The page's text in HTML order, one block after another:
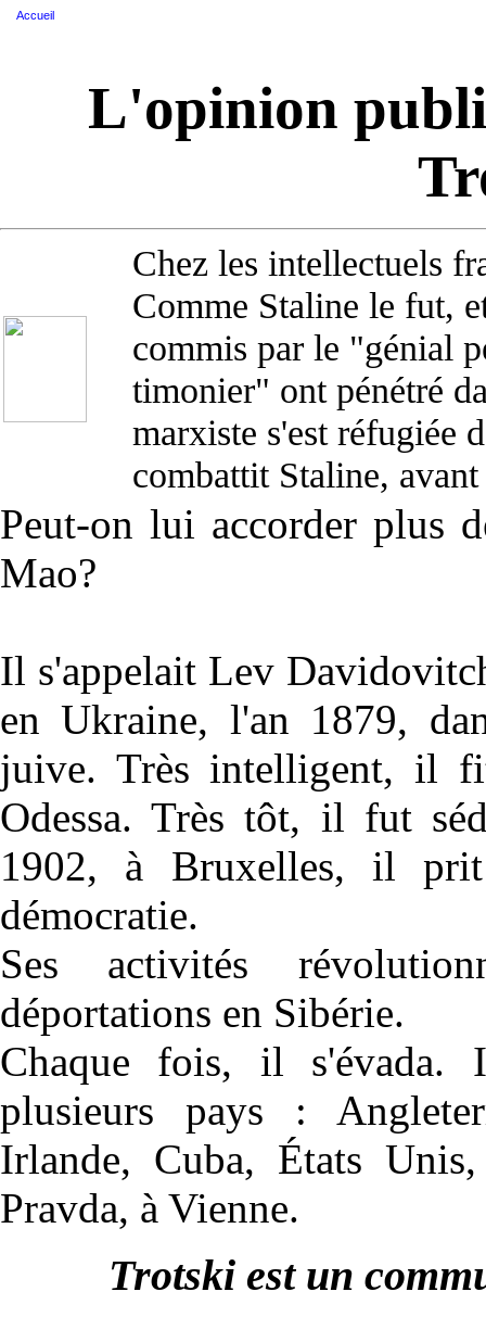
Accueil
L'opinion
Chez les intellectuels
Comme Staline le fut,
commis par le "génial
timonier" ont pénétré
marxiste s'est réfugiée
combattit Staline,
Peut-on lui accorder plus
Mao?
Il s'appelait Lev
en Ukraine, l'an 1879,
juive. Très intelligent, il
Odessa. Très tôt, il fut
1902, à Bruxelles, il
démocratie.
Ses activités
déportations en Sibérie.
Chaque fois, il s'évada.
plusieurs pays :
Irlande, Cuba, États
Pravda, à Vienne.
Trotski est un